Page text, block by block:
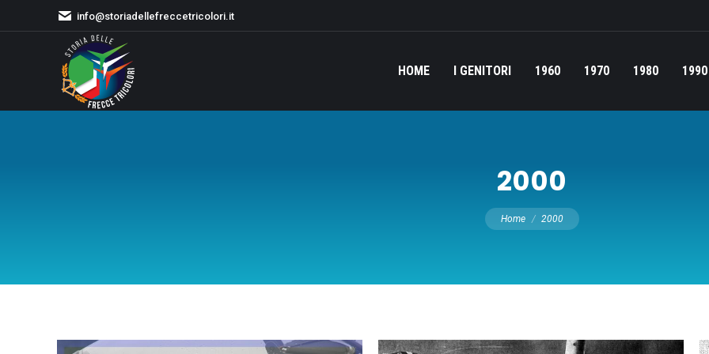
info@storiadellefreccetricolori.it
HOME I GENITORI 1960 1970 1980 1990
2000
Tu sei qui:
Home 2000